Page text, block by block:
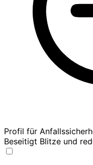
Profil für
Beseitigt Blitze und